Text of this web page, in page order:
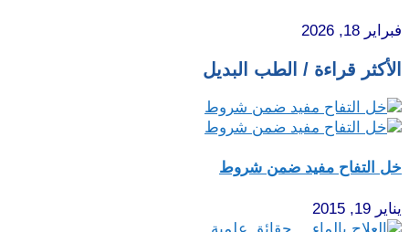
فبراير 18, 2026
الأكثر قراءة / الطب البديل
خل التفاح مفيد ضمن شروط
يناير 19, 2015